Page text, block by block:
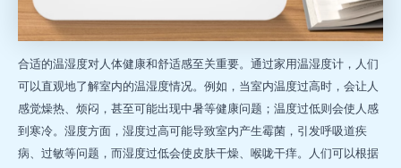
合适的温湿度对人体健康和舒适感至关重要。通过家用温湿度计，人们
可以直观地了解室内的温湿度情况。例如，当室内温度过高时，会让人
感觉燥热、烦闷，甚至可能出现中暑等健康问题；温度过低则会使人感
到寒冷。湿度方面，湿度过高可能导致室内产生霉菌，引发呼吸道疾
病、过敏等问题，而湿度过低会使皮肤干燥、喉咙干痒。人们可以根据